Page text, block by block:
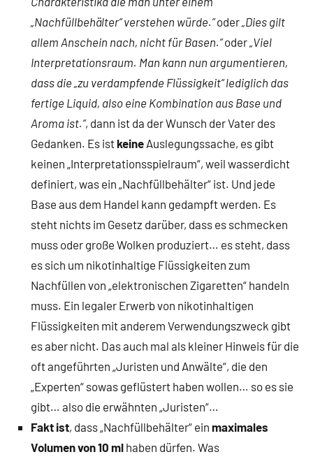
„Nachfüllbehälter“ verstehen würde.“oder „Dies gilt
allem Anschein nach, nicht für Basen.“oder „Viel
Interpretationsraum. Man kann nun argumentieren,
dass die „zu verdampfende Flüssigkeit“ lediglich das
fertige Liquid, also eine Kombination aus Base und
Aroma ist.“, dann ist da der Wunsch der Vater des
Gedanken. Es istkeine Auslegungssache, es gibt
keinen „Interpretationsspielraum“, weil wasserdicht
definiert, was ein „Nachfüllbehälter“ ist. Und jede
Base aus dem Handel kann gedampft werden. Es
steht nichts im Gesetz darüber, dass es schmecken
muss oder große Wolken produziert… es steht, dass
es sich um nikotinhaltige Flüssigkeiten zum
Nachfüllen von „elektronischen Zigaretten“ handeln
muss. Ein legaler Erwerb von nikotinhaltigen
Flüssigkeiten mit anderem Verwendungszweck gibt
es aber nicht. Das auch mal als kleiner Hinweis für die
oft angeführten „Juristen und Anwälte“, die den
„Experten“ sowas geflüstert haben wollen… so es sie
gibt… also die erwähnten „Juristen“…
Fakt ist, dass „Nachfüllbehälter“ ein maximales
Volumen von 10 ml haben dürfen. Was